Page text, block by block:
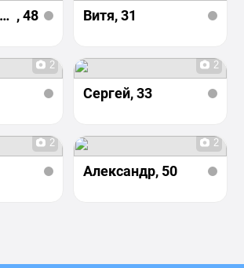
Алексей Шинкарев , 48 Витя, 31
2 2
Сергей, 33
2 2
Александр, 50